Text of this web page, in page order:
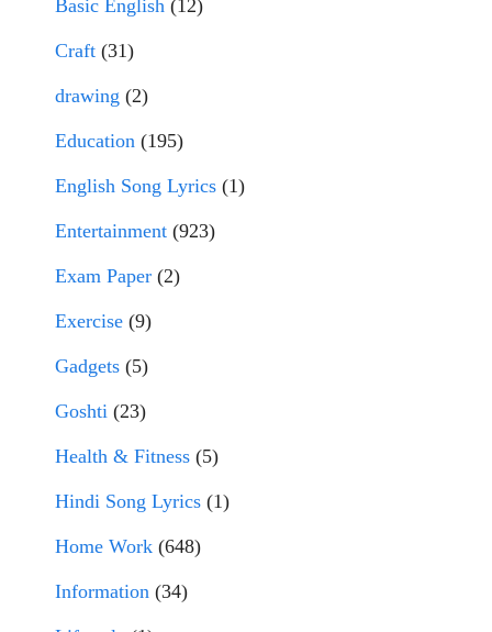
Basic English (12)
Craft (31)
drawing (2)
Education (195)
English Song Lyrics (1)
Entertainment (923)
Exam Paper (2)
Exercise (9)
Gadgets (5)
Goshti (23)
Health & Fitness (5)
Hindi Song Lyrics (1)
Home Work (648)
Information (34)